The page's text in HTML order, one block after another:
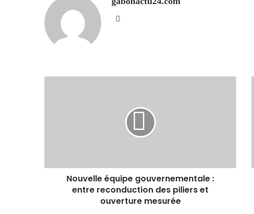
Nouvelle équipe gouvernementale :
entre reconduction des piliers et
ouverture mesurée